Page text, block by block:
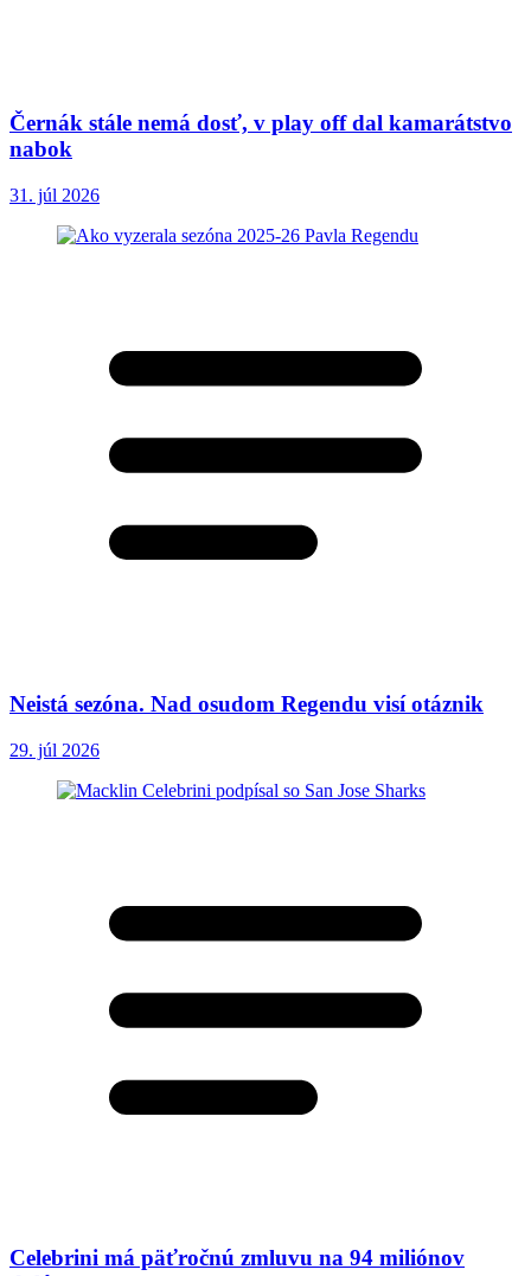
Černák stále nemá dosť, v play off dal kamarátstvo
nabok
31. júl 2026
Neistá sezóna. Nad osudom Regendu visí otáznik
29. júl 2026
Celebrini má päťročnú zmluvu na 94 miliónov